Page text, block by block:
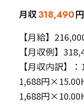
月収318,490円
【月給】
【月収例】
【月収内訳】
1,688円
1,688円